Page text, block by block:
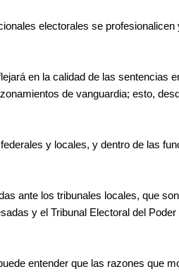
electorales se
en la calidad de las sentencias
de vanguardia; esto,
y locales, y dentro de las
ante los tribunales locales, que
y el Tribunal Electoral del
entender que las razones que